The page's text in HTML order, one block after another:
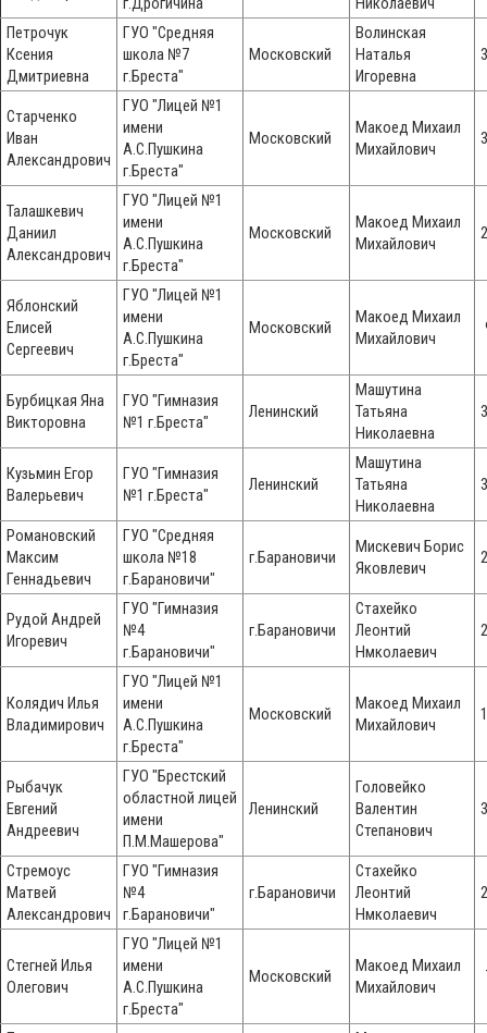
Петрочук
Ксения
Дмитриевна
ГУО "Средняя
школа №7
г.Бреста"
Московский
Волинская
Наталья
Игоревна
Старченко
Иван
Александрович
ГУО "Лицей №1
имени
А.С.Пушкина
г.Бреста"
Московский
Макоед Михаил
Михайлович
Талашкевич
Даниил
Александрович
ГУО "Лицей №1
имени
А.С.Пушкина
г.Бреста"
Московский
Макоед Михаил
Михайлович
Яблонский
Елисей
Сергеевич
ГУО "Лицей №1
имени
А.С.Пушкина
г.Бреста"
Московский
Макоед Михаил
Михайлович
Бурбицкая Яна
Викторовна
ГУО "Гимназия
№1 г.Бреста"
Ленинский
Машутина
Татьяна
Николаевна
Кузьмин Егор
Валерьевич
ГУО "Гимназия
№1 г.Бреста"
Ленинский
Машутина
Татьяна
Николаевна
Романовский
Максим
Геннадьевич
ГУО "Средняя
школа №18
г.Барановичи"
г.Барановичи
Мискевич Борис
Яковлевич
Рудой Андрей
Игоревич
ГУО "Гимназия
№4
г.Барановичи"
г.Барановичи
Стахейко
Леонтий
Нмколаевич
Колядич Илья
Владимирович
ГУО "Лицей №1
имени
А.С.Пушкина
г.Бреста"
Московский
Макоед Михаил
Михайлович
Рыбачук
Евгений
Андреевич
ГУО "Брестский
областной лицей
имени
П.М.Машерова"
Ленинский
Головейко
Валентин
Степанович
Стремоус
Матвей
Александрович
ГУО "Гимназия
№4
г.Барановичи"
г.Барановичи
Стахейко
Леонтий
Нмколаевич
Стегней Илья
Олегович
ГУО "Лицей №1
имени
А.С.Пушкина
г.Бреста"
Московский
Макоед Михаил
Михайлович